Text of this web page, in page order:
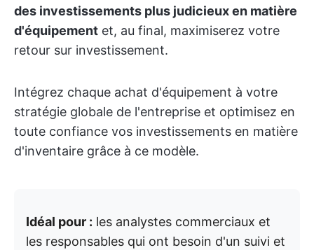
des investissements plus judicieux en matière
d'équipement et, au final, maximiserez votre
retour sur investissement.
Intégrez chaque achat d'équipement à votre
stratégie globale de l'entreprise et optimisez en
toute confiance vos investissements en matière
d'inventaire grâce à ce modèle.
Idéal pour : les analystes commerciaux et
les responsables qui ont besoin d'un suivi et